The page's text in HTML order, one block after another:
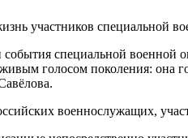
участников специальной
специальной военной
голосом поколения: она
военнослужащих,